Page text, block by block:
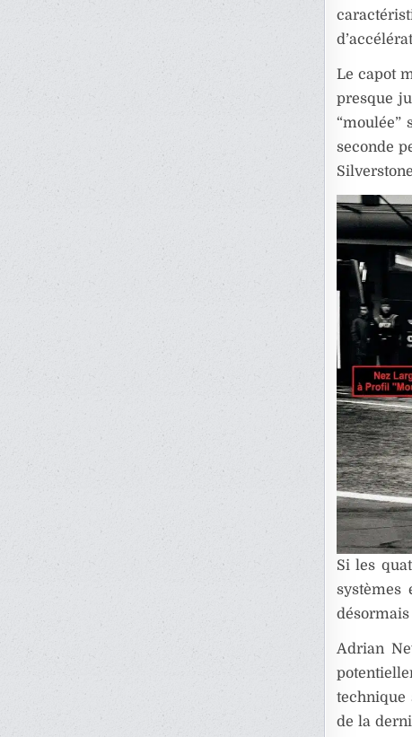
Le capot
presque
“moulée”
seconde
Si les
systèmes
désormais
Adrian
technique
de la